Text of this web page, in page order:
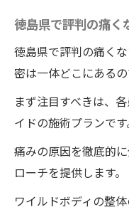
イルドボディで
日常生活を
技術の実際
痛みを感じ
くべき効果
ワイルドボ
ルな声とは
の質の向上
徳島県で評判の痛く
徳島県で評判の痛く
密は一体どこにある
まず注目すべきは、
イドの施術プランです
痛みの原因を徹底的
ローチを提供します。
ワイルドボディの整